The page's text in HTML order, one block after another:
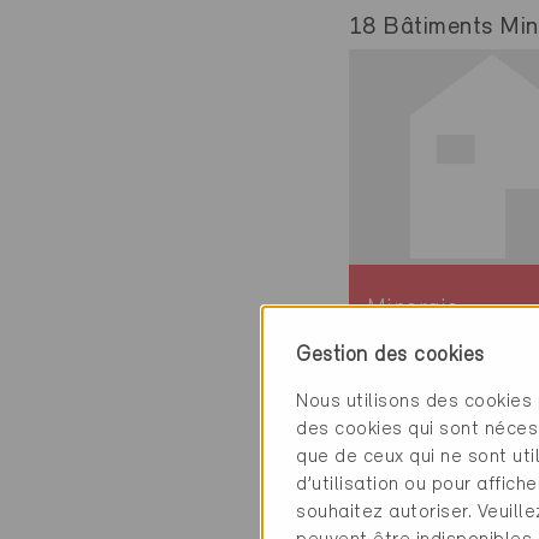
18 Bâtiments
Minergie
Définitif
Bürglen 6463
Nouvelle
construction,
collectif
UR-233
Gestion des cookies
Nous utilisons des
des cookies qui sont
que de ceux qui ne sont
d’utilisation ou pour
souhaitez autoriser.